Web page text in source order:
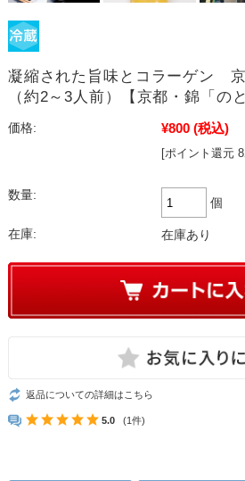
凝縮された旨味とコラーゲン
（約2～3人前）【京都・錦「の
価格: ¥800 (税込)
[ポイント還元
数量:
個
在庫: 在庫あり
返品についての詳細はこちら
5.0 (1件)